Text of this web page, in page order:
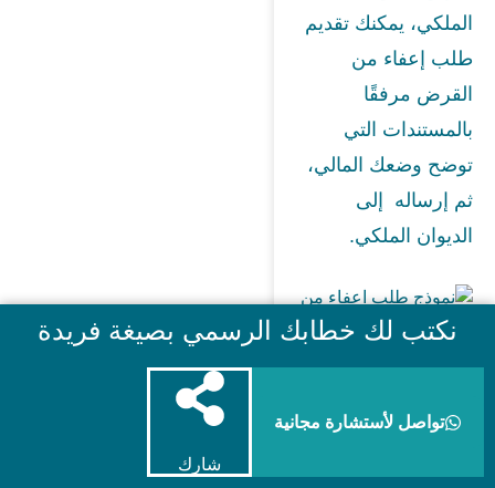
الملكي، يمكنك تقديم
طلب إعفاء من
القرض مرفقًا
بالمستندات التي
توضح وضعك المالي،
ثم إرساله إلى
الديوان الملكي.
المقالات ذات
صلة
نكتب لك خطابك الرسمي بصيغة فريدة
تواصل لأستشارة مجانية
شارك